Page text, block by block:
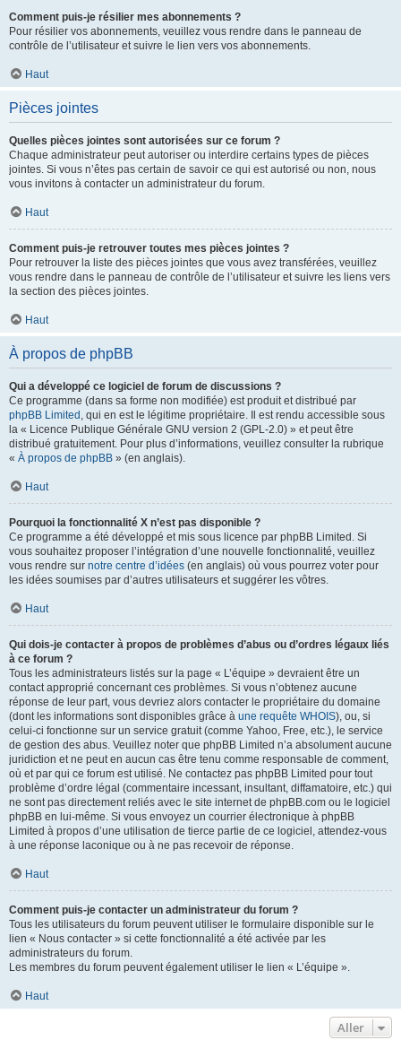
Comment puis-je résilier mes abonnements ?
Pour résilier vos abonnements, veuillez vous rendre dans le panneau de
contrôle de l’utilisateur et suivre le lien vers vos abonnements.
Haut
Pièces jointes
Quelles pièces jointes sont autorisées sur ce forum ?
Chaque administrateur peut autoriser ou interdire certains types de pièces
jointes. Si vous n’êtes pas certain de savoir ce qui est autorisé ou non, nous
vous invitons à contacter un administrateur du forum.
Haut
Comment puis-je retrouver toutes mes pièces jointes ?
Pour retrouver la liste des pièces jointes que vous avez transférées, veuillez
vous rendre dans le panneau de contrôle de l’utilisateur et suivre les liens vers
la section des pièces jointes.
Haut
À propos de phpBB
Qui a développé ce logiciel de forum de discussions ?
Ce programme (dans sa forme non modifiée) est produit et distribué par
phpBB Limited , qui en est le légitime propriétaire. Il est rendu accessible sous
la « Licence Publique Générale GNU version 2 (GPL-2.0) » et peut être
distribué gratuitement. Pour plus d’informations, veuillez consulter la rubrique
« À propos de phpBB » (en anglais).
Haut
Pourquoi la fonctionnalité X n’est pas disponible ?
Ce programme a été développé et mis sous licence par phpBB Limited. Si
vous souhaitez proposer l’intégration d’une nouvelle fonctionnalité, veuillez
vous rendre sur notre centre d’idées (en anglais) où vous pourrez voter pour
les idées soumises par d’autres utilisateurs et suggérer les vôtres.
Haut
Qui dois-je contacter à propos de problèmes d’abus ou d’ordres légaux liés
à ce forum ?
Tous les administrateurs listés sur la page « L’équipe » devraient être un
contact approprié concernant ces problèmes. Si vous n’obtenez aucune
réponse de leur part, vous devriez alors contacter le propriétaire du domaine
(dont les informations sont disponibles grâce à une requête WHOIS), ou, si
celui-ci fonctionne sur un service gratuit (comme Yahoo, Free, etc.), le service
de gestion des abus. Veuillez noter que phpBB Limited n’a absolument aucune
juridiction et ne peut en aucun cas être tenu comme responsable de comment,
où et par qui ce forum est utilisé. Ne contactez pas phpBB Limited pour tout
problème d’ordre légal (commentaire incessant, insultant, diffamatoire, etc.) qui
ne sont pas directement reliés avec le site internet de phpBB.com ou le logiciel
phpBB en lui-même. Si vous envoyez un courrier électronique à phpBB
Limited à propos d’une utilisation de tierce partie de ce logiciel, attendez-vous
à une réponse laconique ou à ne pas recevoir de réponse.
Haut
Comment puis-je contacter un administrateur du forum ?
Tous les utilisateurs du forum peuvent utiliser le formulaire disponible sur le
lien « Nous contacter » si cette fonctionnalité a été activée par les
administrateurs du forum.
Les membres du forum peuvent également utiliser le lien « L’équipe ».
Haut
Aller